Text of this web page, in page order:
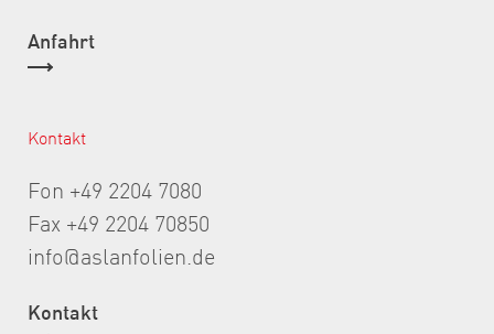
Anfahrt
Kontakt
Fon +49 2204 7080
Fax +49 2204 70850
info@aslanfolien.de
Kontakt